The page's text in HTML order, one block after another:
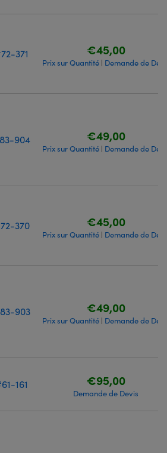
371 €45,00
Prix sur Quantité| Demande de
904 €49,00
Prix sur Quantité| Demande de
370 €45,00
Prix sur Quantité| Demande de
903 €49,00
Prix sur Quantité| Demande de
161 €95,00
Demande de Devis